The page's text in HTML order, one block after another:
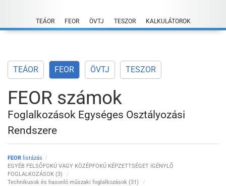
content
TEÁOR FEOR ÖVTJ TESZOR KALKULÁTOROK
TEÁOR FEOR ÖVTJ TESZOR
FEOR számok
Foglalkozások Egységes Osztályozási
Rendszere
FEOR listázás
EGYÉB FELSŐFOKÚ VAGY KÖZÉPFOKÚ KÉPZETTSÉGET IGÉNYLŐ
FOGLALKOZÁSOK (3)
Technikusok és hasonló műszaki foglalkozások (31)